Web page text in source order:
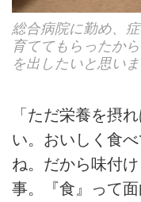
総合病院に勤め、
育ててもらったか
を出したいと思いま
「ただ栄養を摂
い。おいしく食
ね。だから味付
事。『食』って面